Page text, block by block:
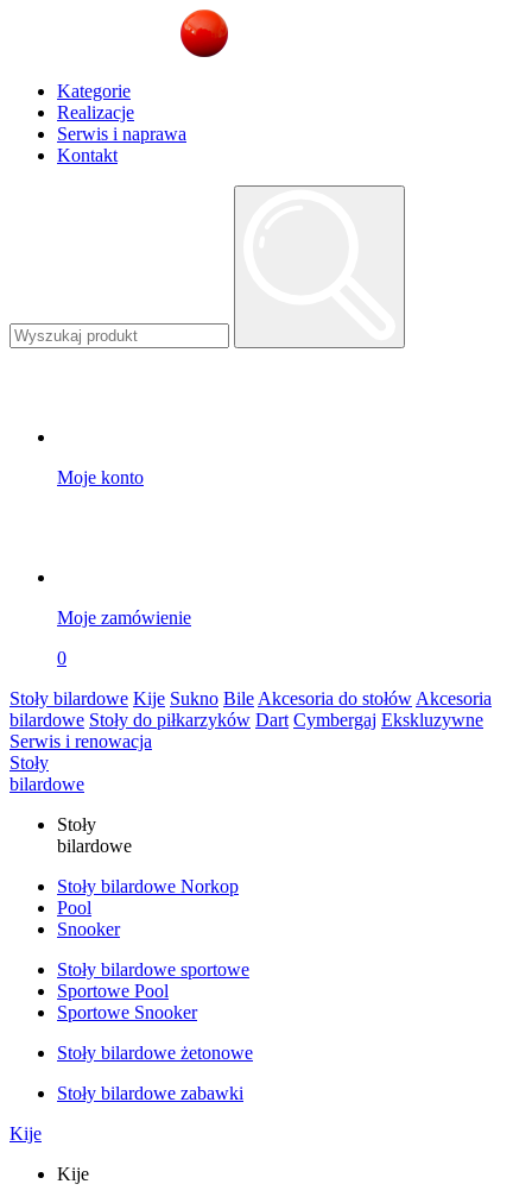
Kategorie
Realizacje
Serwis i naprawa
Kontakt
Moje konto
Moje zamówienie
0
Stoły bilardowe Kije Sukno Bile Akcesoria do stołów Akcesoria
bilardowe Stoły do piłkarzyków Dart Cymbergaj Ekskluzywne
Serwis i renowacja
Stoły
bilardowe
Stoły
bilardowe
Stoły bilardowe Norkop
Pool
Snooker
Stoły bilardowe sportowe
Sportowe Pool
Sportowe Snooker
Stoły bilardowe żetonowe
Stoły bilardowe zabawki
Kije
Kije